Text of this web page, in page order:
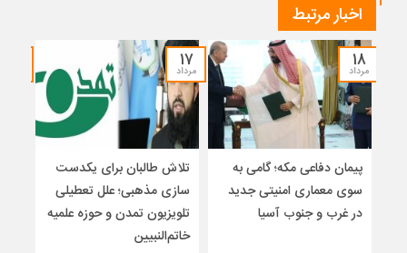
اخبار مرتبط
۱۸
مرداد
پیمان دفاعی مکه؛ گامی به
سوی معماری امنیتی جدید
در غرب و جنوب آسیا
۱۷
مرداد
تلاش طالبان برای یکدست
سازی مذهبی؛ علل تعطیلی
تلویزیون تمدن و حوزه علمیه
خاتم‌النبیین